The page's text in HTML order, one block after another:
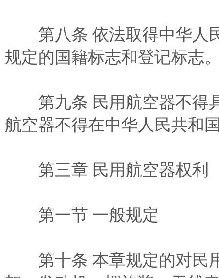
第八条 依法取得中华人
规定的国籍标志和登记标志
第九条 民用航空器不得
航空器不得在中华人民共和
第三章 民用航空器权利
第一节 一般规定
第十条 本章规定的对民